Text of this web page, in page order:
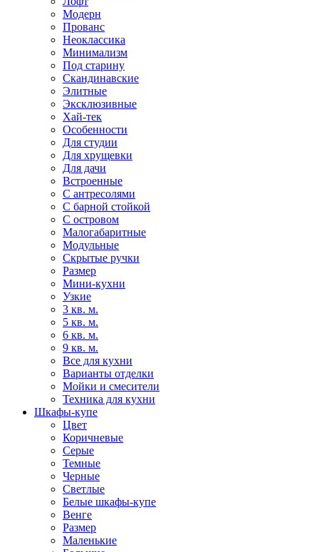
Модерн
Прованс
Неоклассика
Минимализм
Под старину
Скандинавские
Элитные
Эксклюзивные
Хай-тек
Особенности
Для студии
Для хрущевки
Для дачи
Встроенные
С антресолями
С барной стойкой
С островом
Малогабаритные
Модульные
Скрытые ручки
Размер
Мини-кухни
Узкие
3 кв. м.
5 кв. м.
6 кв. м.
9 кв. м.
Все для кухни
Варианты отделки
Мойки и смесители
Техника для кухни
Шкафы-купе
Цвет
Коричневые
Серые
Темные
Черные
Светлые
Белые шкафы-купе
Венге
Размер
Маленькие